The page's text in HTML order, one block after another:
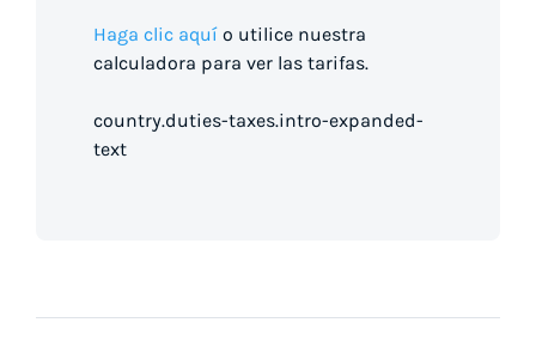
Haga clic aquí o utilice nuestra
calculadora para ver las tarifas.
country.duties-taxes.intro-expanded-
text